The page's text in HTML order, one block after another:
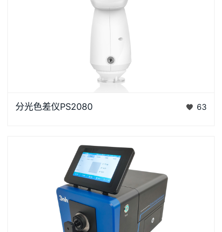
系列的昵称，“胖妞&rdq…
分光色差仪PS2080 63